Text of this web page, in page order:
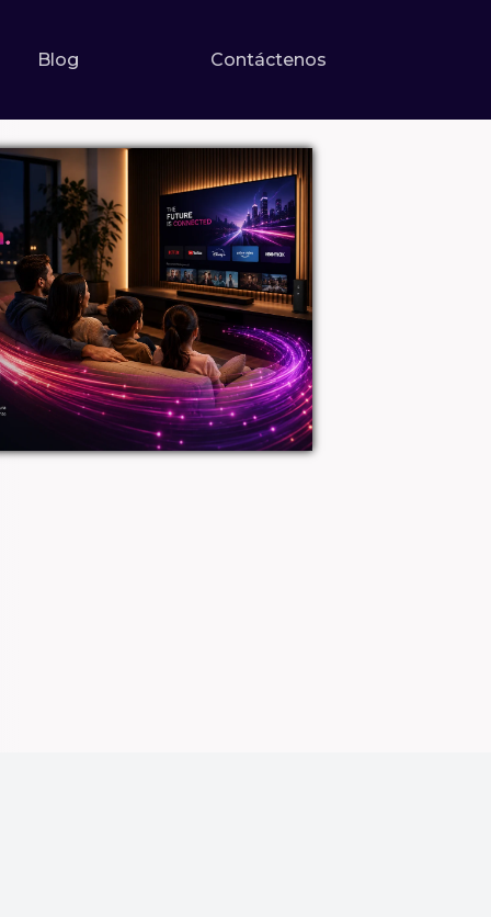
Blog Contáctenos